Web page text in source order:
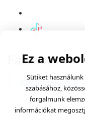
Facebook
Kézimunkasuli
Ez a
Sütiket
szabásához,
forgalmunk
információkat